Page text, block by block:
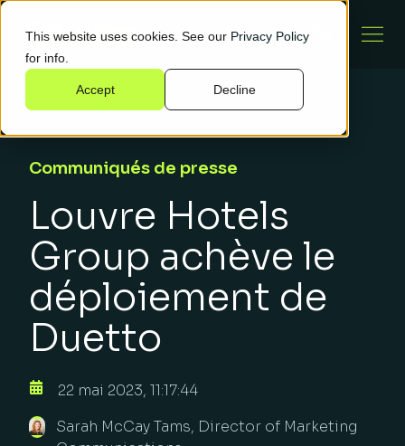
This website uses cookies. See our Privacy Policy
for info.
Accept Decline
Communiqués de presse
Louvre Hotels
Group achève le
déploiement de
Duetto
22 mai 2023, 11:17:44
Sarah McCay Tams, Director of Marketing